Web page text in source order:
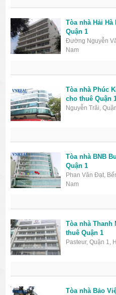
Tòa nhà Hải
Quận 1
Đường Nguyễn
Nam
Tòa nhà Phúc
cho thuê Quận
Nguyễn Trãi,
Tòa nhà BNB
Quận 1
Phan Văn Đạt,
Nam
Tòa nhà Thanh
thuê Quận 1
Pasteur, Quận 1,
Tòa nhà Bảo